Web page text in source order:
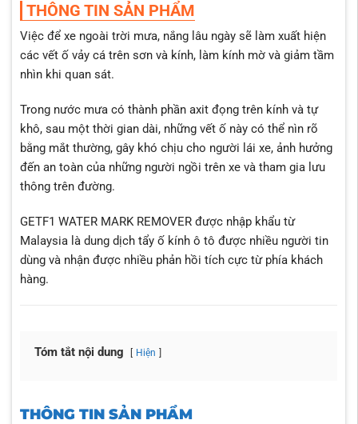
THÔNG TIN SẢN PHẨM
Việc để xe ngoài trời mưa, nắng lâu ngày sẽ làm xuất hiện
các vết ố vảy cá trên sơn và kính, làm kính mờ và giảm tầm
nhìn khi quan sát.
Trong nước mưa có thành phần axit đọng trên kính và tự
khô, sau một thời gian dài, những vết ố này có thể nìn rõ
bằng mắt thường, gây khó chịu cho người lái xe, ảnh hưởng
đến an toàn của những người ngồi trên xe và tham gia lưu
thông trên đường.
GETF1 WATER MARK REMOVER được nhập khẩu từ
Malaysia là dung dịch tẩy ố kính ô tô được nhiều người tin
dùng và nhận được nhiều phản hồi tích cực từ phía khách
hàng.
Tóm tắt nội dung Hiện
THÔNG TIN SẢN PHẨM